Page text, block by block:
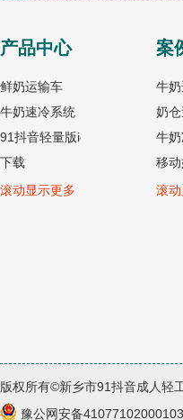
产品中心
鲜奶运输车
牛奶速冷系统
91抖音轻量版ios
下载
冷藏罐
热泵烘干设备
滚动显示更多
案
牛
奶
牛
移
挤奶
滚
版权所有©新乡市91抖音成人轻
豫公网安备41077102000103